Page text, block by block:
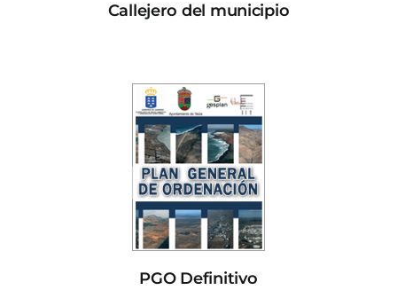
Callejero del municipio
PGO Definitivo